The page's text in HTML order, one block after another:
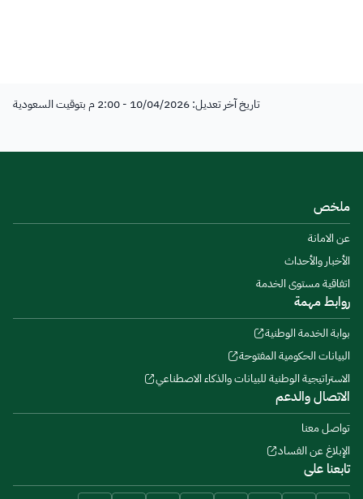
تاريخ آخر تعديل: 10/04/2026 - 2:00 م بتوقيت السعودية
ملخص
عن الامانة
الأخبار والأحداث
اتفاقية مستوى الخدمة
روابط مهمة
بوابة الخدمة الوطنية
البيانات الحكومية المفتوحة
الاستراتيجية الوطنية للبيانات والذكاء الاصطناعي
الاتصال والدعم
تواصل معنا
الإبلاغ عن الفساد
تابعنا على